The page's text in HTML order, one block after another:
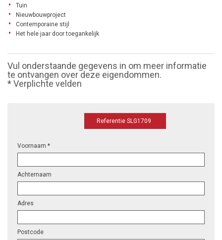
Tuin
Nieuwbouwproject
Contemporaine stijl
Het hele jaar door toegankelijk
Vul onderstaande gegevens in om meer informatie
te ontvangen over deze eigendommen.
* Verplichte velden
Referentie SLG1709
Voornaam *
Achternaam
Adres
Postcode